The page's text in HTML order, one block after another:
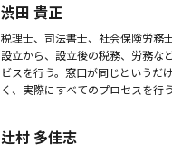
宰をしていま...
渋田 貴正
税理士、司法書士、社会保険労務
設立から、設立後の税務、労務な
ビスを行う。窓口が同じというだ
く、実際にすべてのプロセスを行
スタートアップ...
辻村 多佳志